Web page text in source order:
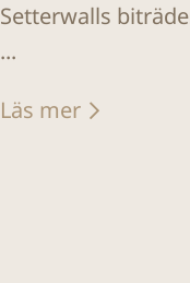
Setterwalls
...
Läs mer